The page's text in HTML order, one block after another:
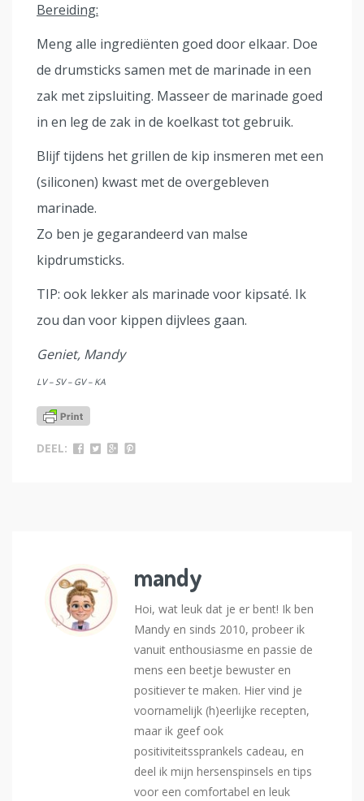
Bereiding:
Meng alle ingrediënten goed door elkaar. Doe
de drumsticks samen met de marinade in een
zak met zipsluiting. Masseer de marinade goed
in en leg de zak in de koelkast tot gebruik.
Blijf tijdens het grillen de kip insmeren met een
(siliconen) kwast met de overgebleven
marinade.
Zo ben je gegarandeerd van malse
kipdrumsticks.
TIP: ook lekker als marinade voor kipsaté. Ik
zou dan voor kippen dijvlees gaan.
Geniet, Mandy
LV – SV – GV – KA
DEEL:
mandy
Hoi, wat leuk dat je er bent! Ik ben
Mandy en sinds 2010, probeer ik
vanuit enthousiasme en passie de
mens een beetje bewuster en
positiever te maken. Hier vind je
voornamelijk (h)eerlijke recepten,
maar ik geef ook
positiviteitssprankels cadeau, en
deel ik mijn hersenspinsels en tips
voor een comfortabel en leuk